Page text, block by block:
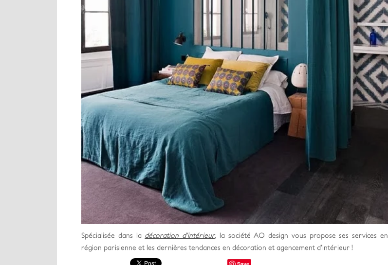
Spécialisée dans la décoration d’intérieur, la société AO design vous propose ses services en
région parisienne et les dernières tendances en décoration et agencement d’intérieur !